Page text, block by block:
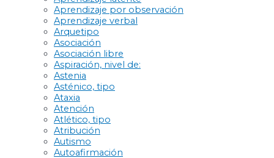
Aprendizaje por observación
Aprendizaje verbal
Arquetipo
Asociación
Asociación libre
Aspiración, nivel de:
Astenia
Asténico, tipo
Ataxia
Atención
Atlético, tipo
Atribución
Autismo
Autoafirmación